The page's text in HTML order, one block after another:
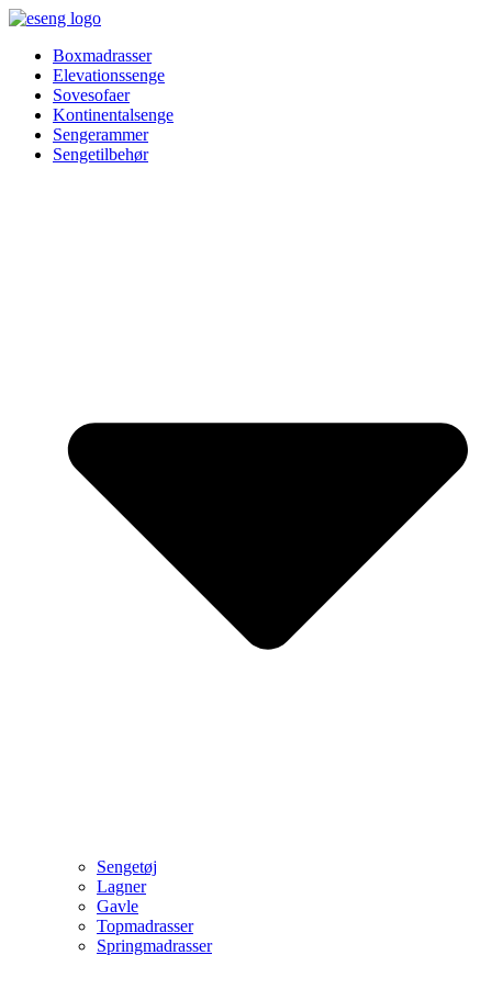
Videre
indholdBoxmadrasser
Elevationssenge
Sovesofaer
Kontinentalsenge
Sengerammer
Sengetilbehør
Sengetøj
Lagner
Gavle
Topmadrasser
Springmadrasser